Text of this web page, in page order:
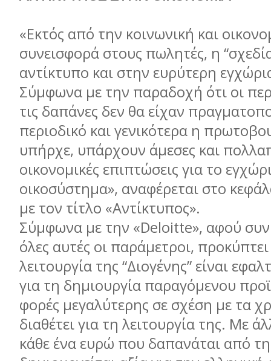
«Εκτός από την κοινωνική και
συνεισφορά στους πωλητές, η
αντίκτυπο και στην ευρύτερη
Σύμφωνα με την παραδοχή ότι οι
τις δαπάνες δεν θα είχαν
περιοδικό και γενικότερα η
υπήρχε, υπάρχουν άμεσες και
οικονομικές επιπτώσεις για το
οικοσύστημα», αναφέρεται στο
με τον τίτλο «Αντίκτυπος».
Σύμφωνα με την «Deloitte», αφού
όλες αυτές οι παράμετροι,
λειτουργία της “Διογένης” είναι
για τη δημιουργία παραγόμενου
φορές μεγαλύτερης σε σχέση με τα
διαθέτει για τη λειτουργία της. Με
κάθε ένα ευρώ που δαπανάται από τη